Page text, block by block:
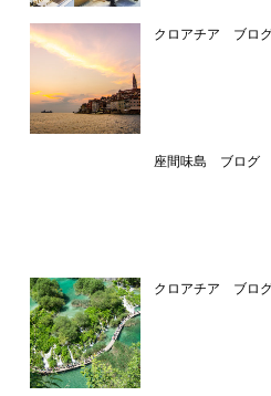
クロアチア ブロ
座間味島 ブログ
クロアチア ブログ